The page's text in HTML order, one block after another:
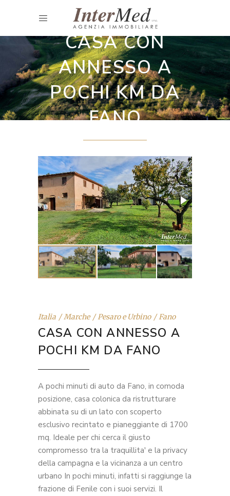
Rustici da ristrutturare
CASA CON
ANNESSO A
POCHI KM DA
FANO
Italia Marche Pesaro e Urbino Fano
CASA CON ANNESSO A
POCHI KM DA FANO
A pochi minuti di auto da Fano, in comoda
posizione, casa colonica da ristrutturare
abbinata su di un lato con scoperto
esclusivo recintato e pianeggiante di 1700
mq. Ideale per chi cerca il giusto
compromesso tra la traquillita' e la privacy
della campagna e la vicinanza a un centro
urbano In pochi minuti, infatti si raggiunge la
frazione di Fenile con i suoi servizi. Il